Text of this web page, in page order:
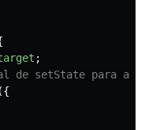
;
de setState para
({